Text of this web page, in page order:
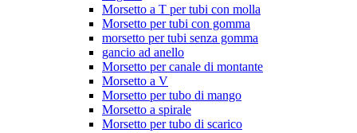
Morsetto a T per tubi con molla
Morsetto per tubi con gomma
morsetto per tubi senza gomma
gancio ad anello
Morsetto per canale di montante
Morsetto a V
Morsetto per tubo di mango
Morsetto a spirale
Morsetto per tubo di scarico